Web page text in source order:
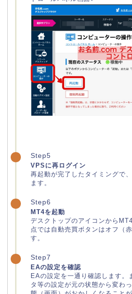
Step5
VPSに再ログイン
再起動が完了したタイミングで
ます。
Step6
MT4を起動
デスクトップのアイコンから
点では自動売買ボタンはオフ（
す。
Step7
EAの設定を確認
EAの設定を一通り確認します。
タ等の設定が元の状態から変わ